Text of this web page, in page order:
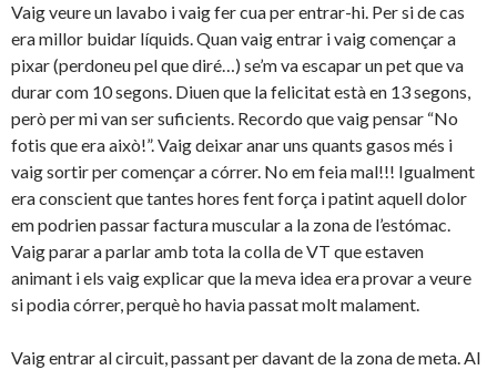
Vaig veure un lavabo i vaig fer cua per entrar-hi. Per si de cas
era millor buidar líquids. Quan vaig entrar i vaig començar a
pixar (perdoneu pel que diré…) se’m va escapar un pet que va
durar com 10 segons. Diuen que la felicitat està en 13 segons,
però per mi van ser suficients. Recordo que vaig pensar “No
fotis que era això!”. Vaig deixar anar uns quants gasos més i
vaig sortir per començar a córrer. No em feia mal!!! Igualment
era conscient que tantes hores fent força i patint aquell dolor
em podrien passar factura muscular a la zona de l’estómac.
Vaig parar a parlar amb tota la colla de VT que estaven
animant i els vaig explicar que la meva idea era provar a veure
si podia córrer, perquè ho havia passat molt malament.
Vaig entrar al circuit, passant per davant de la zona de meta. Al